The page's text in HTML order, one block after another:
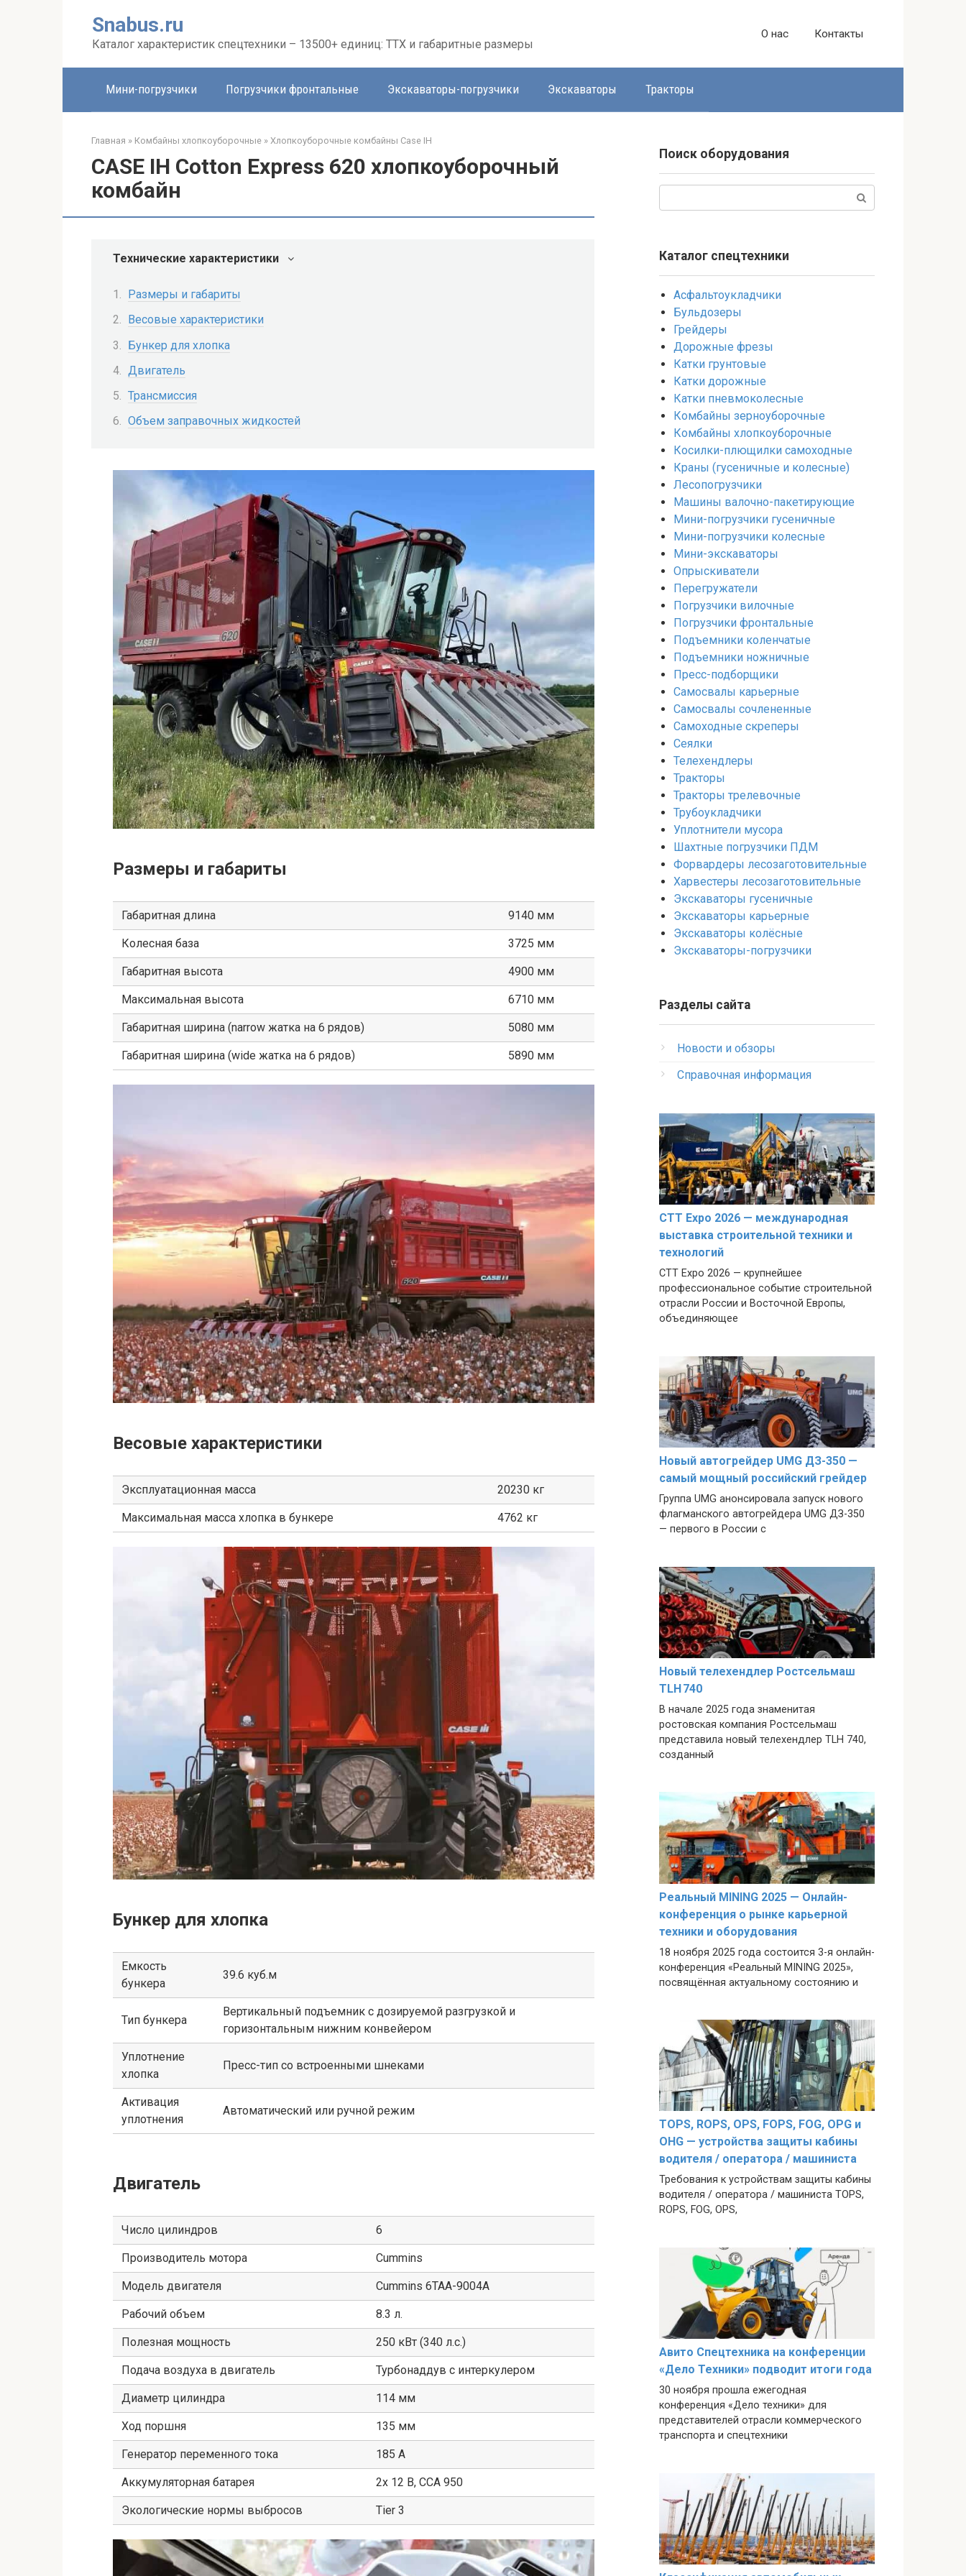
Snabus.ru
Каталог характеристик спецтехники – 13500+ единиц: ТТХ и габаритные размеры
О нас Контакты
Мини-погрузчики Погрузчики фронтальные Экскаваторы-погрузчики Экскаваторы Тракторы
Главная » Комбайны хлопкоуборочные » Хлопкоуборочные комбайны Case IH
CASE IH Cotton Express 620 хлопкоуборочный
комбайн
Технические характеристики
Размеры и габариты
Весовые характеристики
Бункер для хлопка
Двигатель
Трансмиссия
Объем заправочных жидкостей
Размеры и габариты
Габаритная длина 9140 мм
Колесная база 3725 мм
Габаритная высота 4900 мм
Максимальная высота 6710 мм
Габаритная ширина (narrow жатка на 6 рядов) 5080 мм
Габаритная ширина (wide жатка на 6 рядов) 5890 мм
Весовые характеристики
Эксплуатационная масса 20230 кг
Максимальная масса хлопка в бункере 4762 кг
Бункер для хлопка
Емкость
бункера
39.6 куб.м
Тип бункера
Вертикальный подъемник с дозируемой разгрузкой и
горизонтальным нижним конвейером
Уплотнение
хлопка
Пресс-тип со встроенными шнеками
Активация
уплотнения
Автоматический или ручной режим
Двигатель
Число цилиндров 6
Производитель мотора Cummins
Модель двигателя Cummins 6TAA-9004A
Рабочий объем 8.3 л.
Полезная мощность 250 кВт (340 л.с.)
Подача воздуха в двигатель Турбонаддув с интеркулером
Диаметр цилиндра 114 мм
Ход поршня 135 мм
Генератор переменного тока 185 А
Аккумуляторная батарея 2х 12 В, CCA 950
Экологические нормы выбросов Tier 3
Поиск оборудования
Каталог спецтехники
Асфальтоукладчики
Бульдозеры
Грейдеры
Дорожные фрезы
Катки грунтовые
Катки дорожные
Катки пневмоколесные
Комбайны зерноуборочные
Комбайны хлопкоуборочные
Косилки-плющилки самоходные
Краны (гусеничные и колесные)
Лесопогрузчики
Машины валочно-пакетирующие
Мини-погрузчики гусеничные
Мини-погрузчики колесные
Мини-экскаваторы
Опрыскиватели
Перегружатели
Погрузчики вилочные
Погрузчики фронтальные
Подъемники коленчатые
Подъемники ножничные
Пресс-подборщики
Самосвалы карьерные
Самосвалы сочлененные
Самоходные скреперы
Сеялки
Телехендлеры
Тракторы
Тракторы трелевочные
Трубоукладчики
Уплотнители мусора
Шахтные погрузчики ПДМ
Форвардеры лесозаготовительные
Харвестеры лесозаготовительные
Экскаваторы гусеничные
Экскаваторы карьерные
Экскаваторы колёсные
Экскаваторы-погрузчики
Разделы сайта
Новости и обзоры
Справочная информация
CTT Expo 2026 — международная
выставка строительной техники и
технологий
CTT Expo 2026 — крупнейшее
профессиональное событие строительной
отрасли России и Восточной Европы,
объединяющее
Новый автогрейдер UMG ДЗ-350 —
самый мощный российский грейдер
Группа UMG анонсировала запуск нового
флагманского автогрейдера UMG ДЗ-350
— первого в России с
Новый телехендлер Ростсельмаш
TLH 740
В начале 2025 года знаменитая
ростовская компания Ростсельмаш
представила новый телехендлер TLH 740,
созданный
Реальный MINING 2025 — Онлайн-
конференция о рынке карьерной
техники и оборудования
18 ноября 2025 года состоится 3-я онлайн-
конференция «Реальный MINING 2025»,
посвящённая актуальному состоянию и
TOPS, ROPS, OPS, FOPS, FOG, OPG и
OHG — устройства защиты кабины
водителя / оператора / машиниста
Требования к устройствам защиты кабины
водителя / оператора / машиниста TOPS,
ROPS, FOG, OPS,
Авито Спецтехника на конференции
«Дело Техники» подводит итоги года
30 ноября прошла ежегодная
конференция «Дело техники» для
представителей отрасли коммерческого
транспорта и спецтехники